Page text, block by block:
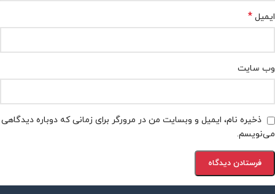
ایمیل *
وب‌ سایت
ذخیره نام، ایمیل و وبسایت من در مرورگر برای زمانی که دوباره دیدگاهی
می‌نویسم.